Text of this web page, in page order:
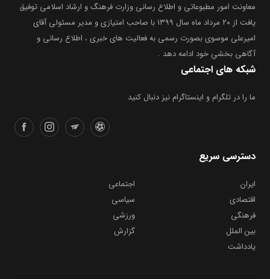
معاونت امور مطبوعاتی و اطلاع رسانی وزارت فرهنگ و ارشاد اسلامی توفیق
یافت از ۲۰ مرداد ماه سال ۱۳۹۹ با صاحب امتیازی و مدیر مسئولی آقای
امیرعلی موسوی بصورت رسمی به فعالیت های خبری ، اطلاع رسانی و
آگاهی بخشیِ خود ادامه دهد .
شبکه های اجتماعی
ما را در تلگرام و اینستاگرام نیز دنبال کنید
دسترسی سریع
ایران
اجتماعی
اقتصادی
سیاسی
فرهنگی
ورزشی
بین الملل
گزارش
یادداشت